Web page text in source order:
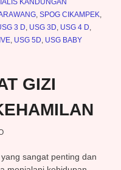
KANDUNGAN
, SPOG CIKAMPEK,
3 D, USG 3D, USG 4 D,
, USG 5D, USG BABY
GIZI
sangat penting dan